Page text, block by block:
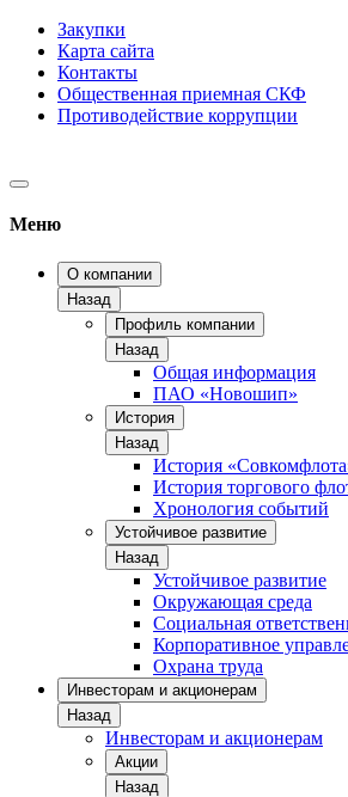
Закупки
Карта сайта
Контакты
Общественная приемная СКФ
Противодействие коррупции
Меню
О компании
Назад
Профиль компании
Назад
Общая информация
ПАО «Новошип»
История
Назад
История
История торгового
Хронология событий
Устойчивое развитие
Назад
Устойчивое развитие
Окружающая среда
Социальная
Корпоративное
Охрана труда
Инвесторам и акционерам
Назад
Инвесторам и акционерам
Акции
Назад